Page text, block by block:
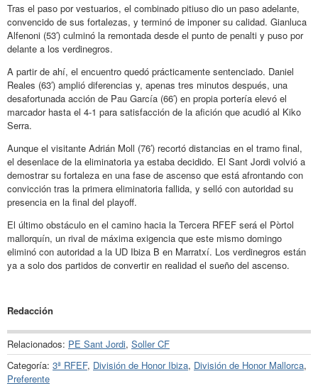
Tras el paso por vestuarios, el combinado pitiuso dio un paso adelante,
convencido de sus fortalezas, y terminó de imponer su calidad. Gianluca
Alfenoni (53′) culminó la remontada desde el punto de penalti y puso por
delante a los verdinegros.
A partir de ahí, el encuentro quedó prácticamente sentenciado. Daniel
Reales (63′) amplió diferencias y, apenas tres minutos después, una
desafortunada acción de Pau García (66′) en propia portería elevó el
marcador hasta el 4-1 para satisfacción de la afición que acudió al Kiko
Serra.
Aunque el visitante Adrián Moll (76′) recortó distancias en el tramo final,
el desenlace de la eliminatoria ya estaba decidido. El Sant Jordi volvió a
demostrar su fortaleza en una fase de ascenso que está afrontando con
convicción tras la primera eliminatoria fallida, y selló con autoridad su
presencia en la final del playoff.
El último obstáculo en el camino hacia la Tercera RFEF será el Pòrtol
mallorquín, un rival de máxima exigencia que este mismo domingo
eliminó con autoridad a la UD Ibiza B en Marratxí. Los verdinegros están
ya a solo dos partidos de convertir en realidad el sueño del ascenso.
Redacción
Relacionados: PE Sant Jordi, Soller CF
Categoría: 3ª RFEF, División de Honor Ibiza, División de Honor Mallorca,
Preferente